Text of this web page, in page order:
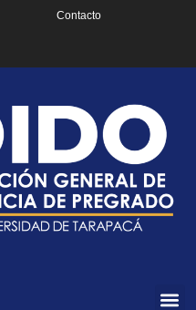
Contacto